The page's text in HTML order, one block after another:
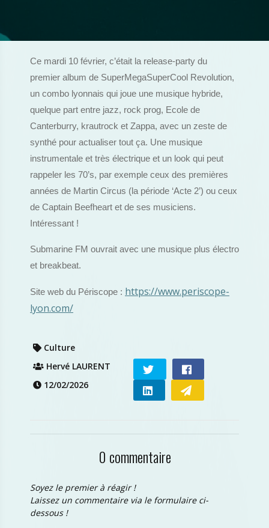
Ce mardi 10 février, c’était la release-party du
premier album de SuperMegaSuperCool Revolution,
un combo lyonnais qui joue une musique hybride,
quelque part entre jazz, rock prog, Ecole de
Canterburry, krautrock et Zappa, avec un zeste de
synthé pour actualiser tout ça. Une musique
instrumentale et très électrique et un look qui peut
rappeler les 70’s, par exemple ceux des premières
années de Martin Circus (la période ‘Acte 2’) ou ceux
de Captain Beefheart et de ses musiciens.
Intéressant !
Submarine FM ouvrait avec une musique plus électro
et breakbeat.
Site web du Périscope : https://www.periscope-
lyon.com/
Culture
Hervé LAURENT
12/02/2026
0 commentaire
Soyez le premier à réagir !
Laissez un commentaire via le formulaire ci-
dessous !